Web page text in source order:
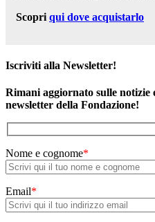
Scopri qui dove acquistarlo
Iscriviti alla Newsletter!
Rimani aggiornato sulle notizie
newsletter della Fondazione!
Nome e cognome*
Email*